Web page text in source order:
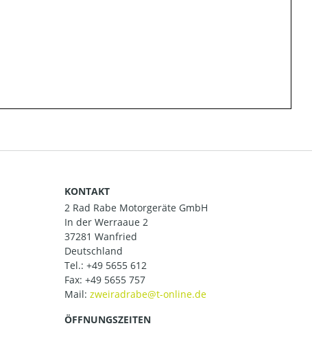
KONTAKT
2 Rad Rabe Motorgeräte GmbH
In der Werraaue 2
37281 Wanfried
Deutschland
Tel.: +49 5655 612
Fax: +49 5655 757
Mail:
ÖFFNUNGSZEITEN